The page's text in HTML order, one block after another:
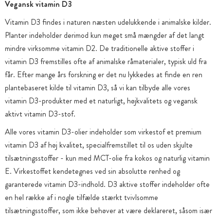
Vegansk vitamin D3
Vitamin D3 findes i naturen næsten udelukkende i animalske kilder.
Planter indeholder derimod kun meget små mængder af det langt
mindre virksomme vitamin D2. De traditionelle aktive stoffer i
vitamin D3 fremstilles ofte af animalske råmaterialer, typisk uld fra
får. Efter mange års forskning er det nu lykkedes at finde en ren
plantebaseret kilde til vitamin D3, så vi kan tilbyde alle vores
vitamin D3-produkter med et naturligt, højkvalitets og vegansk
aktivt vitamin D3-stof.
Alle vores vitamin D3-olier indeholder som virkestof et premium
vitamin D3 af høj kvalitet, specialfremstillet til os uden skjulte
tilsætningsstoffer - kun med MCT-olie fra kokos og naturlig vitamin
E. Virkestoffet kendetegnes ved sin absolutte renhed og
garanterede vitamin D3-indhold. D3 aktive stoffer indeholder ofte
en hel række af i nogle tilfælde stærkt tvivlsomme
tilsætningsstoffer, som ikke behøver at være deklareret, såsom især